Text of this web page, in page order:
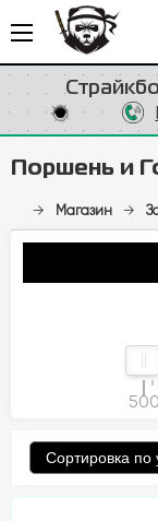
Поршень и
→ Магазин →
500